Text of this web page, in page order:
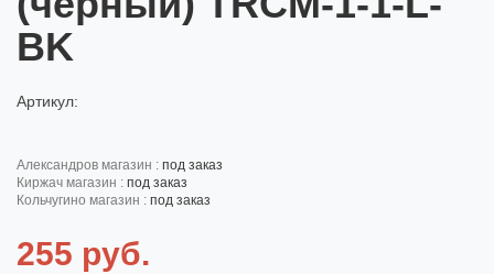
BK
Артикул:
александров магазин : под заказ
киржач магазин : под заказ
кольчугино магазин : под заказ
255 руб.